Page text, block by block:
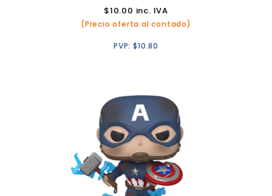
$10.00 inc. IVA
(Precio oferta al contado)
PVP:$10.80